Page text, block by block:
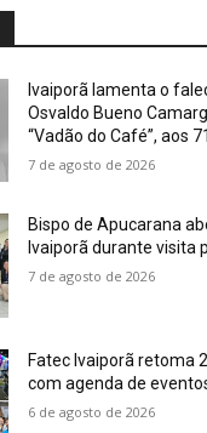
Ivaiporã lamenta o
Osvaldo Bueno
“Vadão do Café”, aos
7 de agosto de 2026
Bispo de Apucarana
Ivaiporã durante visita
7 de agosto de 2026
Fatec Ivaiporã retoma
com agenda de
6 de agosto de 2026